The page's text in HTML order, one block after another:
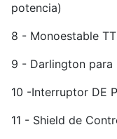
potencia)
8 - Monoestable
9 - Darlington para
10 -Interruptor DE
11 - Shield de